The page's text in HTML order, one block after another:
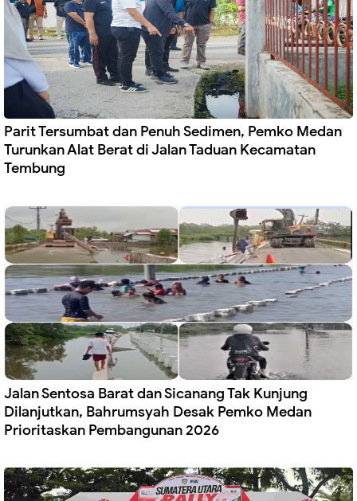
Parit Tersumbat dan Penuh Sedimen, Pemko Medan
Turunkan Alat Berat di Jalan Taduan Kecamatan
Tembung
Jalan Sentosa Barat dan Sicanang Tak Kunjung
Dilanjutkan, Bahrumsyah Desak Pemko Medan
Prioritaskan Pembangunan 2026